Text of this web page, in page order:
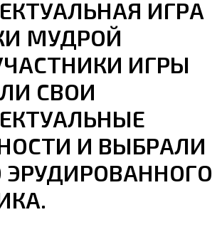
ИГРА
МУДРОЙ
ИГРЫ
СВОИ
И ВЫБРАЛИ